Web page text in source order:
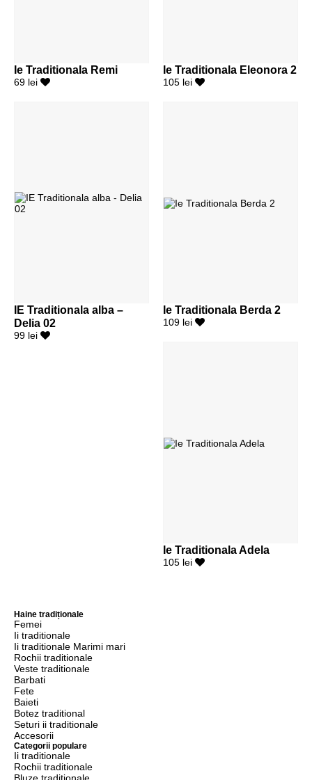
Ie Traditionala Remi
69 lei
Ie Traditionala Eleonora 2
105 lei
IE Traditionala alba –
Delia 02
99 lei
Ie Traditionala Berda 2
109 lei
Ie Traditionala Adela
105 lei
Haine tradiționale
Femei
Ii traditionale
Ii traditionale Marimi mari
Rochii traditionale
Veste traditionale
Barbati
Fete
Baieti
Botez traditional
Seturi ii traditionale
Accesorii
Categorii populare
Ii traditionale
Rochii traditionale